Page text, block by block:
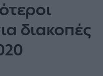
διακοπές